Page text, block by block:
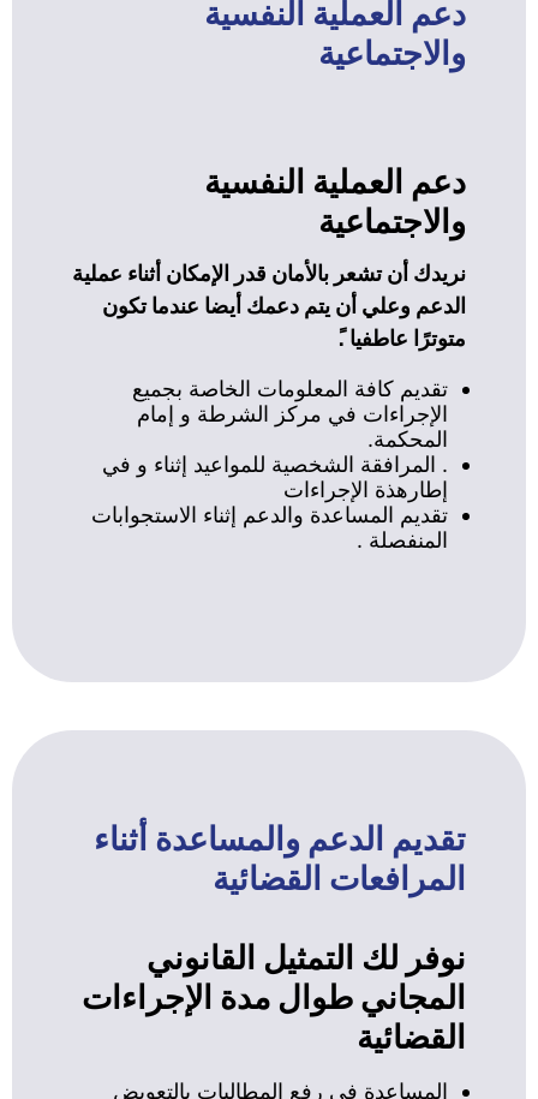
دعم العملية النفسية
والاجتماعية
دعم العملية النفسية
والاجتماعية
نريدك أن تشعر بالأمان قدر الإمكان أثناء عملية
الدعم وعلي أن يتم دعمك أيضا عندما تكون
متوترًا عاطفيا .ً
تقديم كافة المعلومات الخاصة بجميع
الإجراءات في مركز الشرطة و إمام
المحكمة.
. المرافقة الشخصية للمواعيد إثناء و في
إطارهذة الإجراءات
تقديم المساعدة والدعم إثناء الاستجوابات
المنفصلة .
تقديم الدعم والمساعدة أثناء
المرافعات القضائية
نوفر لك التمثيل القانوني
المجاني طوال مدة الإجراءات
القضائية
المساعدة في رفع المطالبات بالتعويض